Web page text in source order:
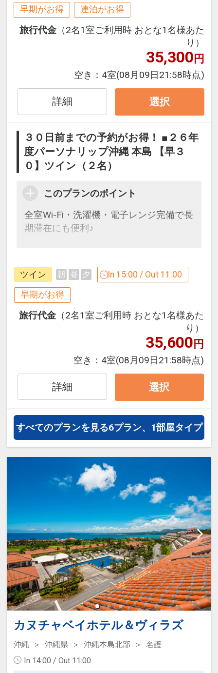
ると
※早期申込期間を過ぎてからの変更（人
数の内訳・客室タイプ・食事条件・プラ
ン・氏名・人員・泊数の増減等の変更）
があった場合、早期申込割引は適用され
ません。
※他の割引との併用はできません。
ーからお進みいただいた後表示される
「空室照会結果確認画面」でご確認くだ
さい。
【連泊するとお得】連泊割引がございま
連泊の場合、
１泊目より１泊につきおひとり様
※他の割引との併用はできません。
※割引適用後のご旅行代金は、カレンダ
ーからお進みいただいた後表示される
「空室照会結果確認画面」でご確認くだ
※宿泊期間中すべての日において人数・
氏名・客室タイプ・食事条件・プラン同
一であることが割引適用の条件となりま
す。
うれしいポイント
●グループホテルオリジナル「日本最西
端・最南端 竹富島の湯」の入浴剤の素１
パック付！
※旅行代金に含まれます。
●３連泊以上で、お部屋でご利用いただ
ける洗濯ジェルボール付（１部屋につき
２個／１回のみ）
●「素泊まりのお客様」は、３連泊以上
で滞在中朝食を１回無料サービス！
※旅行代金に含まれます。
ここがポイント！
●全室Wi-Fi・洗濯機・テレビ・冷蔵庫・
ポット完備で長期滞在に対応♪
●名護市役所・市営運動公園に程近く、
早期がお得 連泊がお得
旅行代金 （2名1室ご利用時 おとな1名様あた
り）
35,300円
空き： 4室(08月09日21:58時点)
詳細 選択
３０日前までの予約がお得！ ■２６年
度パーソナリップ沖縄 本島 【早３
０】ツイン（２名）
このプランのポイント
全室Wi-Fi・洗濯機・電子レンジ完備で長
期滞在にも便利♪
早期予約限定！３０日前までのご予約が
お得です！
※本プランは３０日前までの予約受付で
こどもの内訳変更はできません。
●グループホテルオリジナル「日本最西
端・最南端 竹富島の湯」の入浴剤の素１
パック付！
連泊特色
ける洗濯ジェルボール付（１部屋につき
２個／１回のみ）
●「素泊まりのお客様」は、３連泊以上
で滞在中朝食を１回無料サービス！
※旅行代金に含まれます。
ここがポイント！
●全室Wi-Fi・洗濯機・テレビ・冷蔵庫・
ポット完備で長期滞在に対応♪
●名護市役所・市営運動公園に程近く、
名護市街地に立地♪
●客室フロアへ乾燥室を設置♪（ガス式乾
燥機を設置致します）
ツイン 朝 昼 夕 In 15:00 / Out 11:00
早期がお得
旅行代金 （2名1室ご利用時 おとな1名様あた
り）
35,600円
空き： 4室(08月09日21:58時点)
詳細 選択
すべてのプランを見る6プラン、1部屋タイプ
カヌチャベイホテル＆ヴィラズ
沖縄 沖縄県 沖縄本島北部
名護
In 14:00 / Out 11:00